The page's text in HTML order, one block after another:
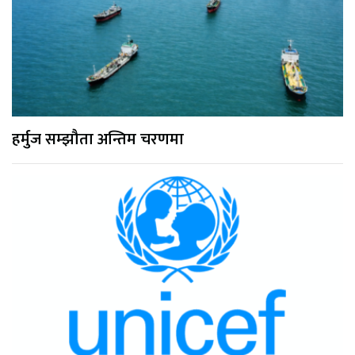
हर्मुज सम्झौता अन्तिम चरणमा